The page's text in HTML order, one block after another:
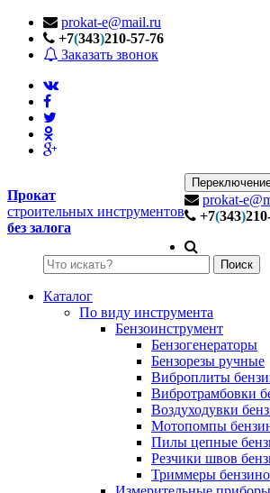
prokat-e@mail.ru
+7(343)210-57-76
Заказать звонок
Прокат
строительных инструментов
без залога
prokat-
+7(343)
Поиск
Каталог
По виду инструмента
Бензоинструмент
Бензогенераторы
Бензорезы ручные
Виброплиты
Вибротрамбовки
Воздуходувки
Мотопомпы
Пилы цепные
Резчики швов
Триммеры